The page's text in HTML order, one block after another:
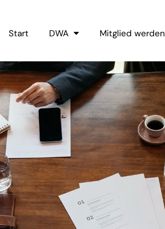
Start DWA Mitglied werden